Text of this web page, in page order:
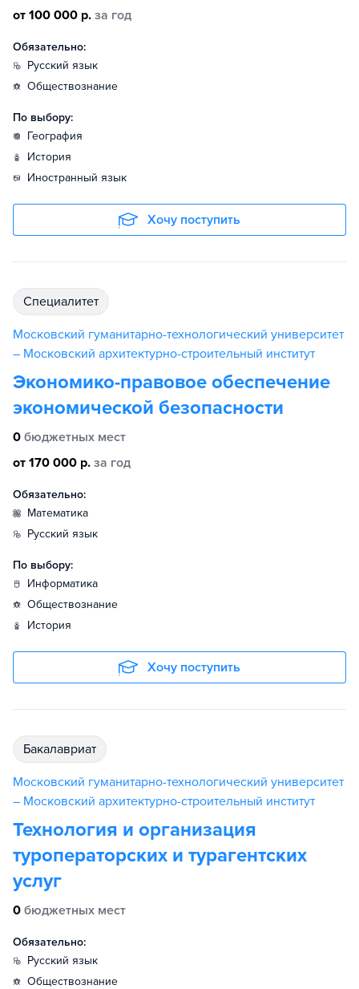
от 100 000 р. за год
Обязательно:
русский язык
обществознание
По выбору:
география
история
иностранный язык
Хочу поступить
специалитет
Московский гуманитарно-технологический университет
– Московский архитектурно-строительный институт
Экономико-правовое обеспечение
экономической безопасности
0 бюджетных мест
от 170 000 р. за год
Обязательно:
математика
русский язык
По выбору:
информатика
обществознание
история
Хочу поступить
бакалавриат
Московский гуманитарно-технологический университет
– Московский архитектурно-строительный институт
Технология и организация
туроператорских и турагентских
услуг
0 бюджетных мест
Обязательно:
русский язык
обществознание